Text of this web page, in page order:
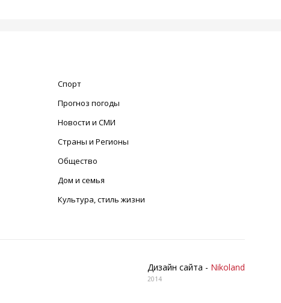
Спорт
Прогноз погоды
Новости и СМИ
Страны и Регионы
Общество
Дом и семья
Культура, стиль жизни
Дизайн сайта - Nikoland
2014